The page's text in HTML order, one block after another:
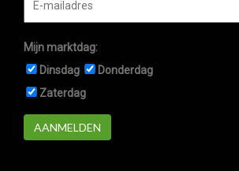
Mijn marktdag:
Dinsdag
Donderdag
Zaterdag
AANMELDEN